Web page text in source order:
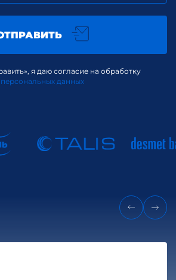
я даю согласие на обработку
персональных данных